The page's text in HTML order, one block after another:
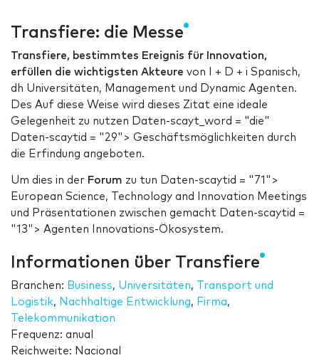
Transfiere: die Messe
Transfiere, bestimmtes Ereignis für Innovation,
erfüllen die wichtigsten Akteure von I + D + i Spanisch,
dh Universitäten, Management und Dynamic Agenten.
Des Auf diese Weise wird dieses Zitat eine ideale
Gelegenheit zu nutzen Daten-scayt_word = "die"
Daten-scaytid = "29"> Geschäftsmöglichkeiten durch
die Erfindung angeboten.
Um dies in der Forum zu tun Daten-scaytid = "71">
European Science, Technology and Innovation Meetings
und Präsentationen zwischen gemacht Daten-scaytid =
"13"> Agenten Innovations-Ökosystem.
Informationen über Transfiere
Branchen: Business, Universitäten,
Transport und
Logistik, Nachhaltige Entwicklung, Firma,
Telekommunikation
Frequenz: anual
Reichweite: Nacional